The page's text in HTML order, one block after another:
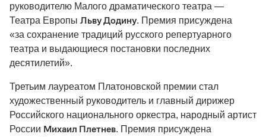
руководителю Малого драматического театра —
Театра Европы Льву Додину. Премия присуждена
«за сохранение традиций русского репертуарного
театра и выдающиеся постановки последних
десятилетий».
Третьим лауреатом Платоновской премии стал
художественный руководитель и главный дирижер
Российского национального оркестра, народный артист
России Михаил Плетнев. Премия присуждена